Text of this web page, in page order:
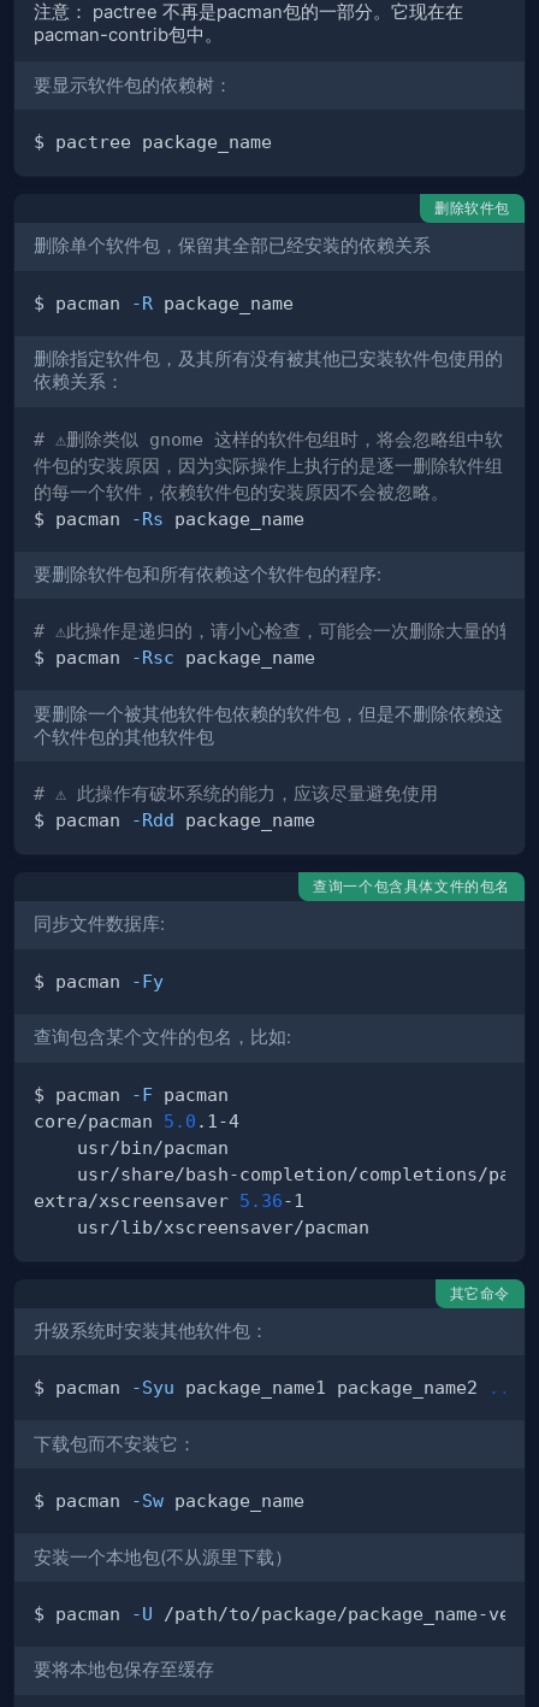
注意： pactree 不再是pacman包的一部分。它现在在
pacman-contrib包中。
要显示软件包的依赖树：
删除软件包
删除单个软件包，保留其全部已经安装的依赖关系
$ pacman -R
删除指定软件包，及其所有没有被其他已安装软件包使用的
依赖关系：
# ⚠️删除类似 gnome 这样的软件包组时，将会忽略组中软
件包的安装原因，因为实际操作上执行的是逐一删除软件组
的每一个软件，依赖软件包的安装原因不会被忽略。
$ pacman
-Rs
要删除软件包和所有依赖这个软件包的程序:
# ⚠️此操作是递归的，请小心检查，可能会一次删除大量的软件
$ pacman
-Rsc
要删除一个被其他软件包依赖的软件包，但是不删除依赖这
个软件包的其他软件包
# ⚠️ 此操作有破坏系统的能力，应该尽量避免使用
$ pacman
-Rdd
查询一个包含具体文件的包名
同步文件数据库:
$ pacman -Fy
查询包含某个文件的包名，比如:
$ pacman -F
core/pacman 5.0
extra/xscreensaver 5.36
其它命令
升级系统时安装其他软件包：
$ pacman -Syu package_name1 package_name2 ..
下载包而不安装它：
$ pacman -Sw
安装一个本地包(不从源里下载）
$ pacman -U
要将本地包保存至缓存